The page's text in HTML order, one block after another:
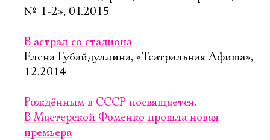
№ 1-2», 01.2015
В астрал со стадиона
Елена Губайдуллина, «Театральная Афиша»,
12.2014
Рождённым в СССР посвящается.
В Мастерской Фоменко прошла новая
премьера